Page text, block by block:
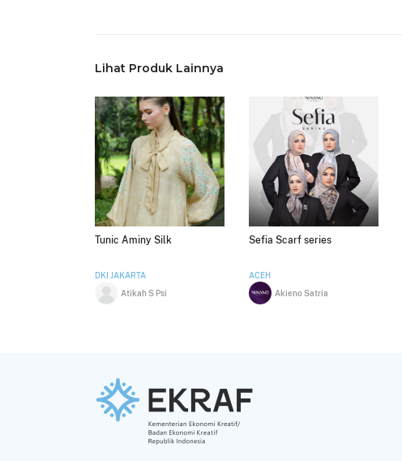
Lihat Produk Lainnya
Tunic Aminy Silk
DKI JAKARTA
Atikah S Psi
Sefia Scarf series
ACEH
Akieno Satria